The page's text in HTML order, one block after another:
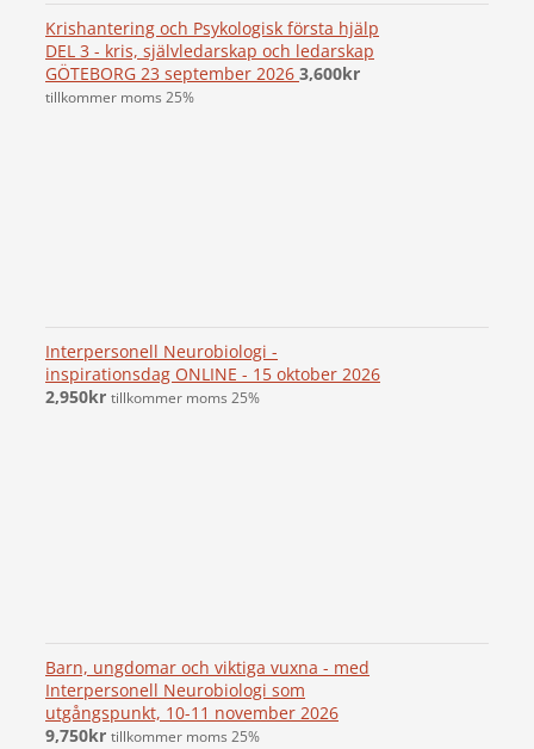
Krishantering och Psykologisk första hjälp
DEL 3 - kris, självledarskap och ledarskap
GÖTEBORG 23 september 2026 3,600kr
tillkommer moms 25%
Interpersonell Neurobiologi -
inspirationsdag ONLINE - 15 oktober 2026
2,950kr tillkommer moms 25%
Barn, ungdomar och viktiga vuxna - med
Interpersonell Neurobiologi som
utgångspunkt, 10-11 november 2026
9,750kr tillkommer moms 25%